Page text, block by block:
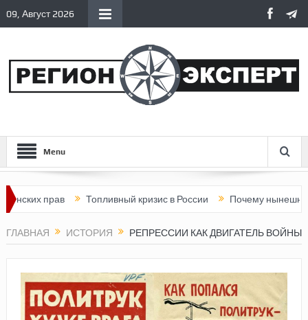
09, Август 2026
Menu
Топливный кризис в России Почему нынешняя Россия
ГЛАВНАЯ ИСТОРИЯ РЕПРЕССИИ КАК ДВИГАТЕЛЬ ВОЙНЫ